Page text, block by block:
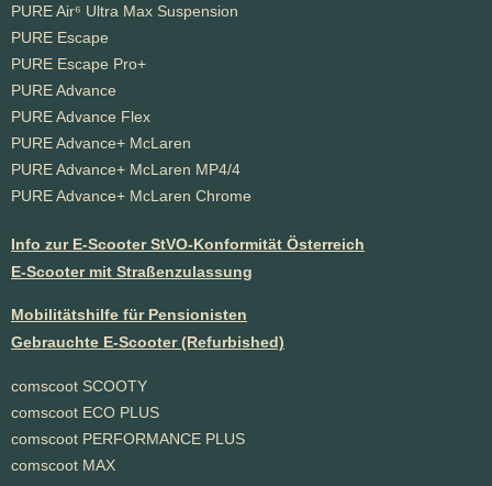
PURE Air⁶ Ultra Max Suspension
PURE Escape
PURE Escape Pro+
PURE Advance
PURE Advance Flex
PURE Advance+ McLaren
PURE Advance+ McLaren MP4/4
PURE Advance+ McLaren Chrome
Info zur E-Scooter StVO-Konformität Österreich
E-Scooter mit Straßenzulassung
Mobilitätshilfe für Pensionisten
Gebrauchte E-Scooter (Refurbished)
comscoot SCOOTY
comscoot ECO PLUS
comscoot PERFORMANCE PLUS
comscoot MAX